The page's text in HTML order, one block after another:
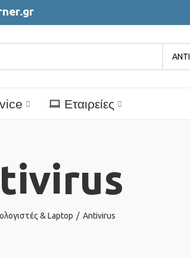
Εταιρείες
& Laptop Antivirus